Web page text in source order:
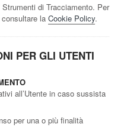
di Tracciamento. Per
la Cookie Policy.
PER GLI UTENTI
all’Utente in caso sussista
per una o più finalità